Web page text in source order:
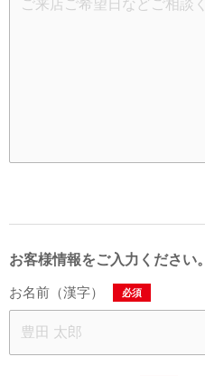
お客様情報をご入力ください。
お名前（漢字） 必須